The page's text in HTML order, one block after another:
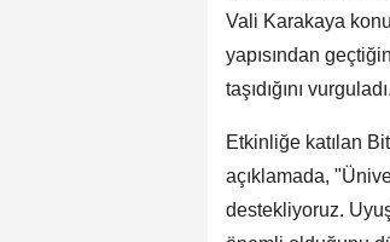
Vali Karakaya
yapısından
taşıdığını vurguladı.
Etkinliğe katılan
açıklamada,
destekliyoruz.